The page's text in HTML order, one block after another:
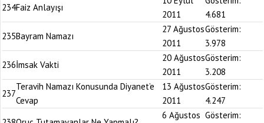
234Faiz Anlayışı
2011
4.681
235Bayram Namazı
27 Ağustos
2011
Gösterim:
3.978
236İmsak Vakti
20 Ağustos
2011
Gösterim:
3.208
237
Teravih Namazı Konusunda Diyanet’e
Cevap
13 Ağustos
2011
Gösterim:
4.247
6 Ağustos Gösterim: